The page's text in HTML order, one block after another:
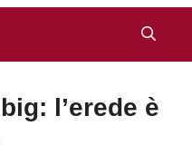
l’erede è